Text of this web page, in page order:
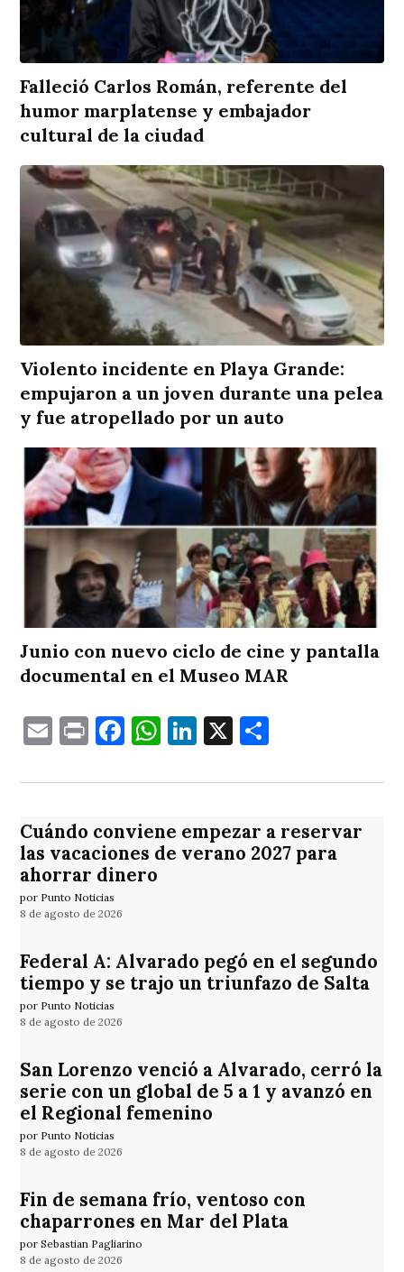
Falleció Carlos Román, referente del
humor marplatense y embajador
cultural de la ciudad
Violento incidente en Playa Grande:
empujaron a un joven durante una pelea
y fue atropellado por un auto
Junio con nuevo ciclo de cine y pantalla
documental en el Museo MAR
EmailPrintFacebook
WhatsApp
LinkedIn
X
Cuándo conviene empezar a reservar
las vacaciones de verano 2027 para
ahorrar dinero
por Punto Noticias
8 de agosto de 2026
Federal A: Alvarado pegó en el segundo
tiempo y se trajo un triunfazo de Salta
por Punto Noticias
8 de agosto de 2026
San Lorenzo venció a Alvarado, cerró la
serie con un global de 5 a 1 y avanzó en
el Regional femenino
por Punto Noticias
8 de agosto de 2026
Fin de semana frío, ventoso con
chaparrones en Mar del Plata
por Sebastian Pagliarino
8 de agosto de 2026